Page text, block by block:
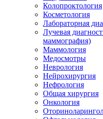
Колопроктология
Косметология
Лабораторная
Лучевая
маммография)
Маммология
Медосмотры
Неврология
Нейрохирургия
Нефрология
Общая хирургия
Онкология